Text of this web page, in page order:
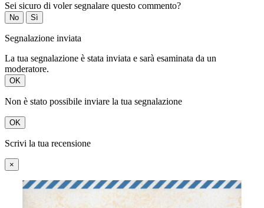
Sei sicuro di voler segnalare questo commento?
No Sì
Segnalazione inviata
La tua segnalazione è stata inviata e sarà esaminata da un
moderatore.
OK
Non è stato possibile inviare la tua segnalazione
OK
Scrivi la tua recensione
×